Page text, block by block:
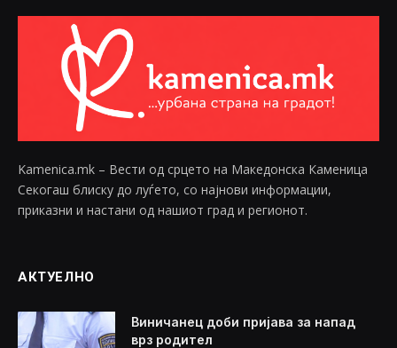
Kamenica.mk – Вести од срцето на Македонска Каменица
Секогаш блиску до луѓето, со најнови информации,
приказни и настани од нашиот град и регионот.
АКТУЕЛНО
Виничанец доби пријава за напад
врз родител